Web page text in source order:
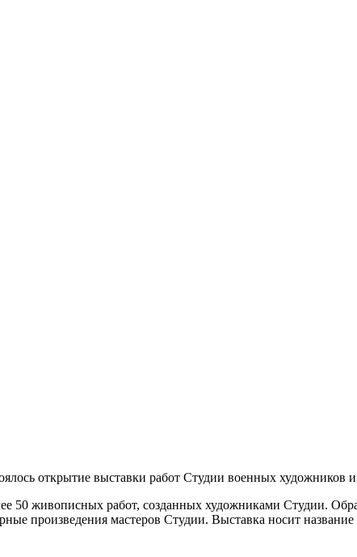
откры­тие выстав­ки работ Студии воен­ных
50 живо­пис­ных работ, создан­ных худож­ни­ка­ми Студии.
про­из­ве­де­ния масте­ров Студии. Выставка носит